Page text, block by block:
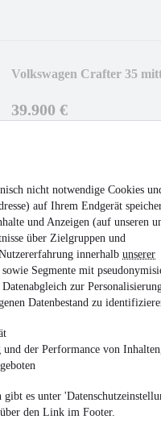
nicht notwendige Cookies
auf Ihrem Endgerät
und Anzeigen (auf unseren
über Zielgruppen und
innerhalb unserer
Segmente mit
Datenabgleich zur
Datenbestand zu
der Performance von
es unter
den Link im Footer.
Volkswagen Crafter 35
39.900 €